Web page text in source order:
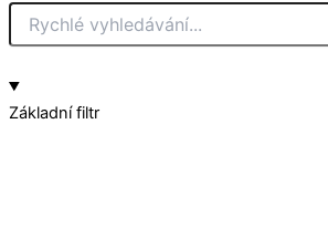
Základní filtr